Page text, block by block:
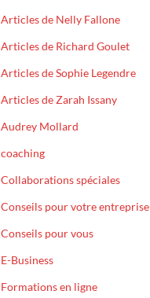
Articles de Nelly Fallone
Articles de Richard Goulet
Articles de Sophie Legendre
Articles de Zarah Issany
Audrey Mollard
coaching
Collaborations spéciales
Conseils pour votre entreprise
Conseils pour vous
E-Business
Formations en ligne